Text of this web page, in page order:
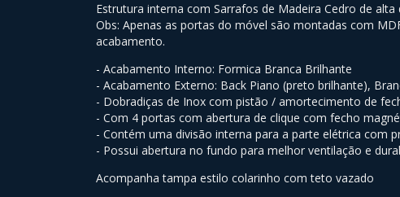
Estrutura interna com Sarrafos de Madeira Cedro de alta
Obs: Apenas as portas do móvel são montadas com
acabamento.
- Acabamento Interno: Formica Branca Brilhante
- Acabamento Externo: Back Piano (preto brilhante),
- Dobradiças de Inox com pistão / amortecimento de
- Com 4 portas com abertura de clique com fecho
- Contém uma divisão interna para a parte elétrica com
- Possui abertura no fundo para melhor ventilação e
Acompanha tampa estilo colarinho com teto vazado